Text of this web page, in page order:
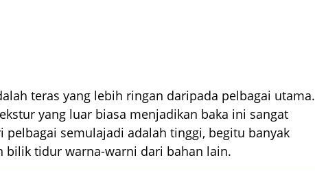
teras yang lebih ringan daripada pelbagai utama.
yang luar biasa menjadikan baka ini sangat
pelbagai semulajadi adalah tinggi, begitu banyak
bilik tidur warna-warni dari bahan lain.